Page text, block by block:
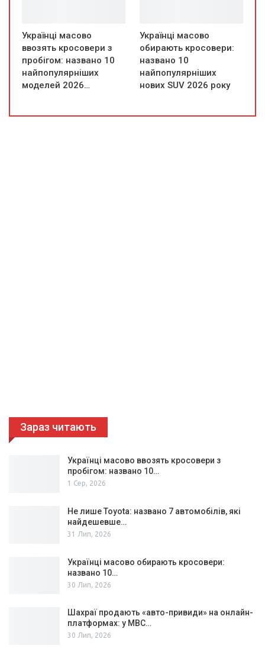
Українці масово
ввозять кросовери з
пробігом: названо 10
найпопулярніших
моделей 2026…
Українці масово
обирають кросовери:
названо 10
найпопулярніших
нових SUV 2026 року
Зараз читають
Українці масово ввозять кросовери з
пробігом: названо 10…
1 Сер, 2026
Не лише Toyota: названо 7 автомобілів, які
найдешевше…
31 Лип, 2026
Українці масово обирають кросовери:
названо 10…
30 Лип, 2026
Шахраї продають «авто-привиди» на онлайн-
платформах: у МВС…
30 Лип, 2026